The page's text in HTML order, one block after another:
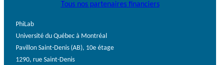
Tous nos partenaires financiers
PhiLab
Université du Québec à Montréal
Pavillon Saint-Denis (AB), 10e étage
1290, rue Saint-Denis